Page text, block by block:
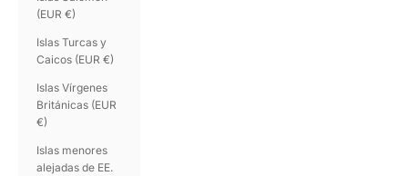
(EUR €)
Islas Turcas y
Caicos (EUR €)
Islas Vírgenes
Británicas (EUR
€)
Islas menores
alejadas de EE.